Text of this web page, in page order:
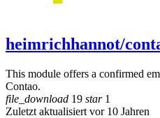
heimrichhannot/
This module offers a confirmed
Contao.
file_download 19 star1
Zuletzt aktualisiert vor 10 Jahren